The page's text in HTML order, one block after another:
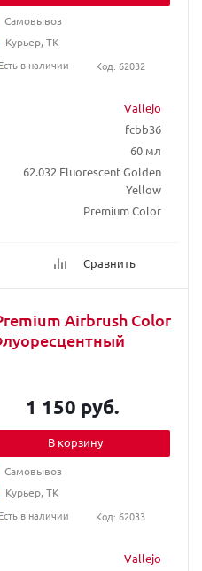
Vallejo
fcbb36
60 мл
62.032 Fluorescent Golden
Yellow
Premium Color
Сравнить
Самовывоз
Курьер, ТК
Есть в наличии
Код: 62032
Airbrush Color
Vallejo
1 150 руб.
В корзину
Самовывоз
Курьер, ТК
Есть в наличии
Код: 62033